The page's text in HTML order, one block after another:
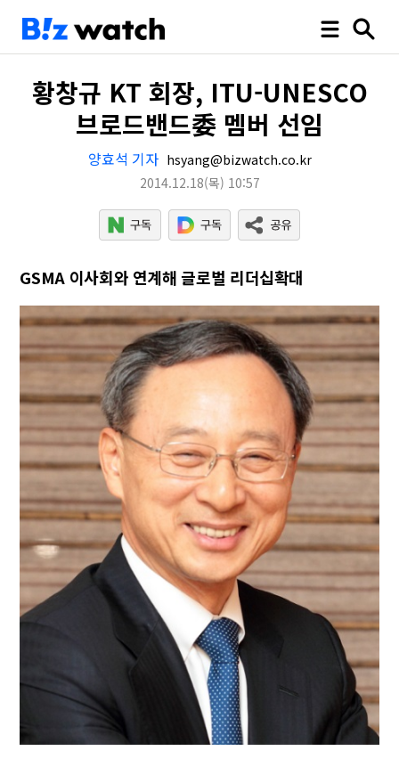
황창규 KT 회장, ITU-UNESCO
브로드밴드委 멤버 선임
양효석 기자 hsyang@bizwatch.co.kr
2014.12.18(목) 10:57
GSMA 이사회와 연계해 글로벌 리더십확대